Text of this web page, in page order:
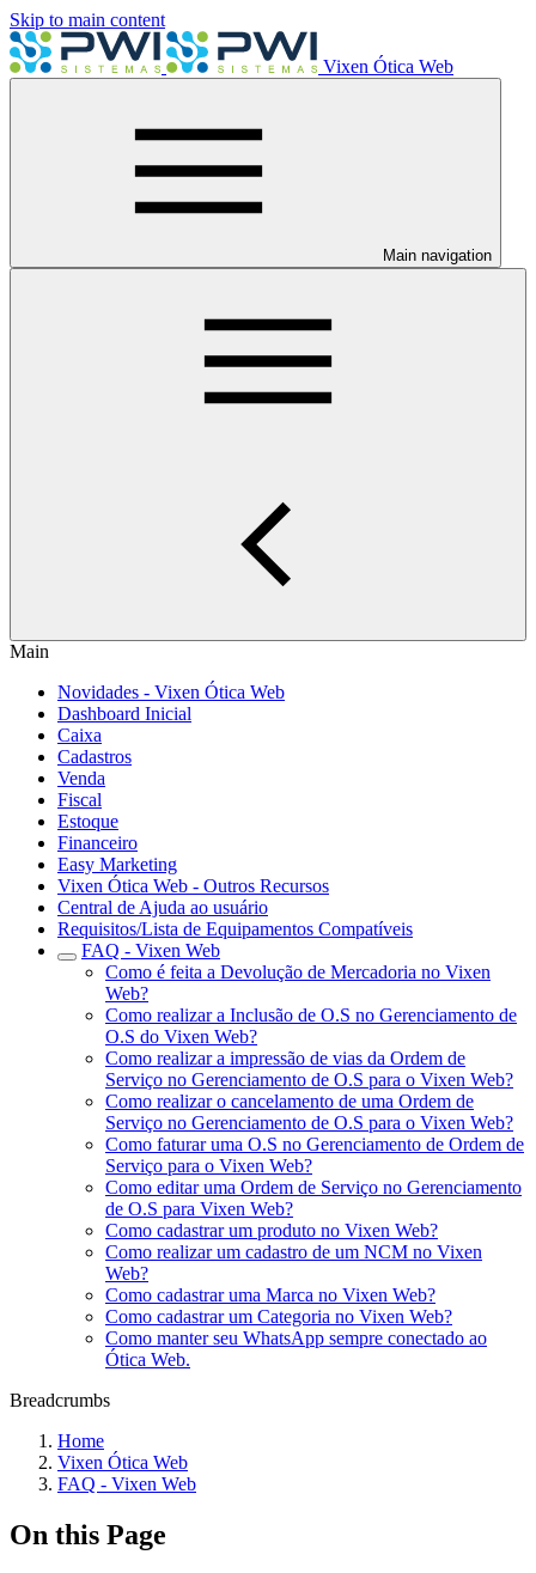
Skip to main content
Vixen Ótica Web
Main navigation
Main
Novidades - Vixen Ótica Web
Dashboard Inicial
Caixa
Cadastros
Venda
Fiscal
Estoque
Financeiro
Easy Marketing
Vixen Ótica Web - Outros Recursos
Central de Ajuda ao usuário
Requisitos/Lista de Equipamentos Compatíveis
FAQ - Vixen Web
Como é feita a Devolução de Mercadoria no Vixen
Web?
Como realizar a Inclusão de O.S no Gerenciamento de
O.S do Vixen Web?
Como realizar a impressão de vias da Ordem de
Serviço no Gerenciamento de O.S para o Vixen Web?
Como realizar o cancelamento de uma Ordem de
Serviço no Gerenciamento de O.S para o Vixen Web?
Como faturar uma O.S no Gerenciamento de Ordem de
Serviço para o Vixen Web?
Como editar uma Ordem de Serviço no Gerenciamento
de O.S para Vixen Web?
Como cadastrar um produto no Vixen Web?
Como realizar um cadastro de um NCM no Vixen
Web?
Como cadastrar uma Marca no Vixen Web?
Como cadastrar um Categoria no Vixen Web?
Como manter seu WhatsApp sempre conectado ao
Ótica Web.
Breadcrumbs
Home
Vixen Ótica Web
FAQ - Vixen Web
On this Page